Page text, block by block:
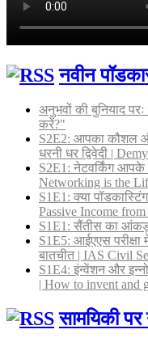
नवीन
अनुभवों की बुनियाद
करें?"
S2E2: आपका कौशल
धरनी धर द्विवेदी |
S2E1: नेटवर्किंग आपके
Networking is the
S1E1: क्या
Passive Income
S1E1: सैंतीस का
S1E5: आईएएस
बातचीत | IAS Civil
S1E4: इंन्वेंशन और
| How to invent and
सामयिकी